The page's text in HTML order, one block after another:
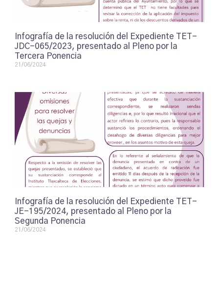
Infografía de la resolución del Expediente TET-
JDC-065/2023, presentado al Pleno por la
Tercera Ponencia
21/06/2024
Infografía de la resolución del Expediente TET-
JE-195/2024, presentado al Pleno por la
Segunda Ponencia
21/06/2024